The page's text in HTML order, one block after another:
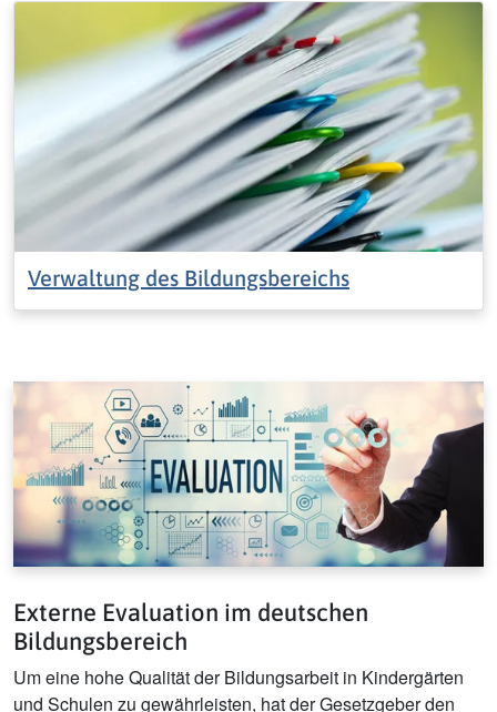
Verwaltung des Bildungsbereichs
Externe Evaluation im deutschen
Bildungsbereich
Um eine hohe Qualität der Bildungsarbeit in Kindergärten
und Schulen zu gewährleisten, hat der Gesetzgeber den